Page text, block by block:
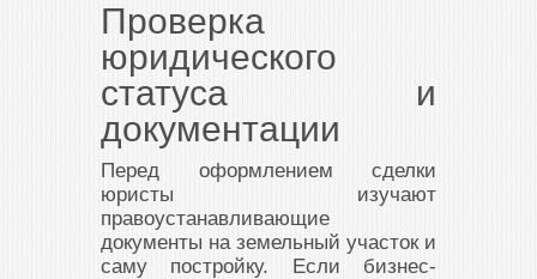
Проверка
юридического
статуса и
документации
Перед оформлением сделки
юристы изучают
правоустанавливающие
документы на земельный участок и
саму постройку. Если бизнес-